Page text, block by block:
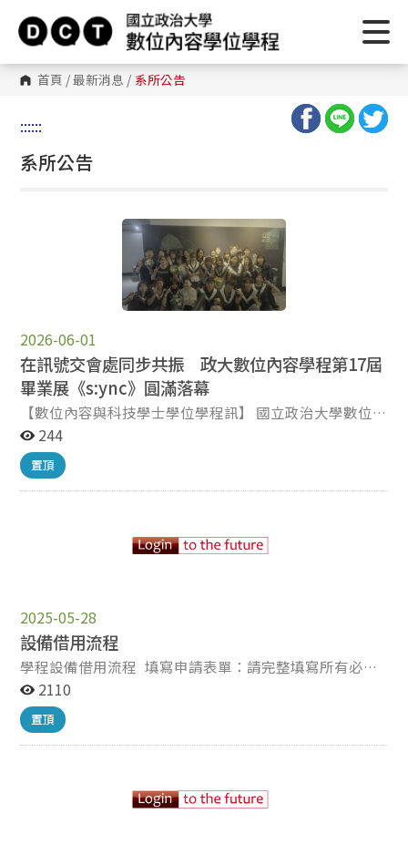
首頁 /最新消息 / 系所公告
::::::
系所公告
2026-06-01
在訊號交會處同步共振 政大數位內容學程第17屆
畢業展《s:ync》圓滿落幕
【數位內容與科技學士學位學程訊】 國立政治大學數位內
容與科技學士學位學程（以下簡稱數位學程）第17屆畢業
展《s:ync》，於2026年5月23日至24日在C-LAB臺灣當代
文化實驗場美援大樓展演空間1樓盛大舉行。本屆畢業展
以「同步（s:ync）」為核心概念，集結35位雙主修畢業
境（MR）、人工智慧（AI）生成與感測裝置等技術，兩
日展期免費開放社會大眾自由入場，共吸引518人次入場
靈感取自「sync」的語意——同步、協調與資訊交換；而
其中的分號「:」既是程式語言的語法符號，也象徵人與
科技、社會、虛實世界之間續進的資訊對齊與情感共鳴。
對全數雙主修的數位學程學生而言，這份「同步」更具多
重意涵：既是人文與科技的同步、跨域訓練與數位創作的
同步，也是個人成長與時代脈動的同步。學生歷經一整學
年的跨域開發，將抽象冰冷的數據轉譯為可觸摸、可共感
作品橫跨城市記憶、生命倫理、瀕死體驗、四元素粒子共
244
置頂
2025-05-28
設備借用流程
學程設備借用流程 填寫申請表單：請完整填寫所有必填
欄位，提供詳細的借用資訊。
https://tinyurl.com/nccudcteq 審核與回覆：我們將於
收到申請後的 3 個工作天內進行審核，並透過您的電子郵
件通知審核結果。 借用與歸還：請依核准的時間準時借用
件：為保障資源安全，借用人需於領取資源時，提供以下
兩者之一作為保證： 1.有效身份證件（如學生證或身份
2110
置頂